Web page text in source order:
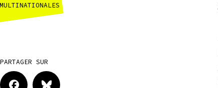
PARTAGER SUR